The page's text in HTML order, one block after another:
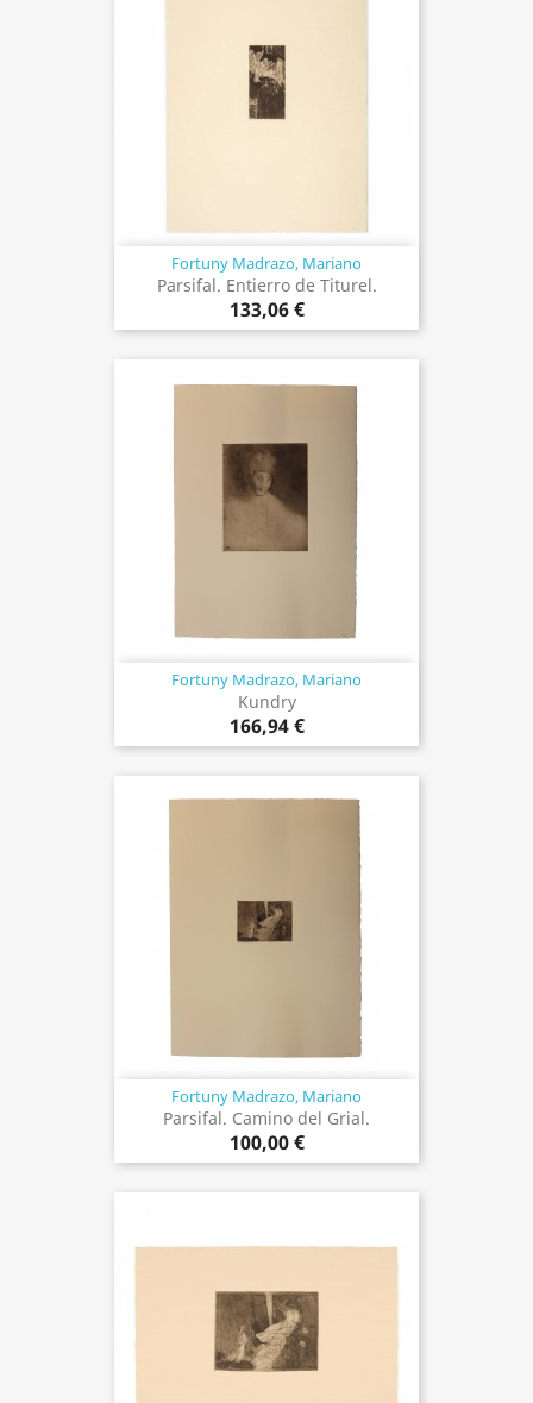
Fortuny Madrazo, Mariano
Parsifal. Entierro de Titurel.
133,06 €
Fortuny Madrazo, Mariano
Kundry
166,94 €
Fortuny Madrazo, Mariano
Parsifal. Camino del Grial.
100,00 €